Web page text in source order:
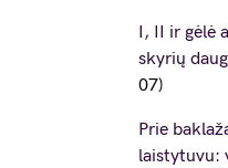
I, II ir gėlė
skyrių
07
Prie
laistytuvu: